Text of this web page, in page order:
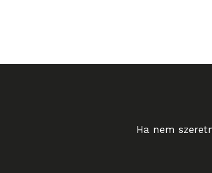
Ha nem